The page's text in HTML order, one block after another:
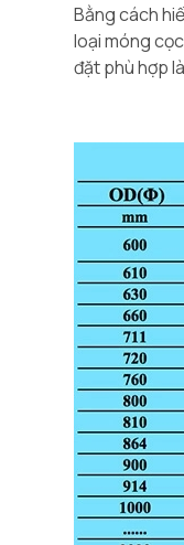
Bằng cách
loại móng
đặt phù hợp